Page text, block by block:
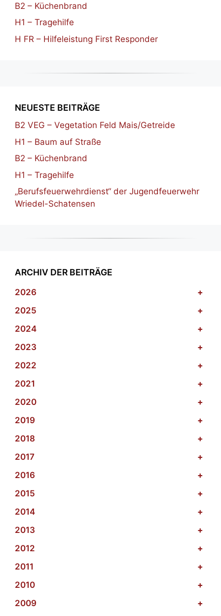
B2 – Küchenbrand
H1 – Tragehilfe
H FR – Hilfeleistung First Responder
NEUESTE BEITRÄGE
B2 VEG – Vegetation Feld Mais/Getreide
H1 – Baum auf Straße
B2 – Küchenbrand
H1 – Tragehilfe
„Berufsfeuerwehrdienst“ der Jugendfeuerwehr
Wriedel-Schatensen
ARCHIV DER BEITRÄGE
2026
+
2025
+
2024
+
2023
+
2022
+
2021
+
2020
+
2019
+
2018
+
2017
+
2016
+
2015
+
2014
+
2013
+
2012
+
2011
+
2010
+
2009
+